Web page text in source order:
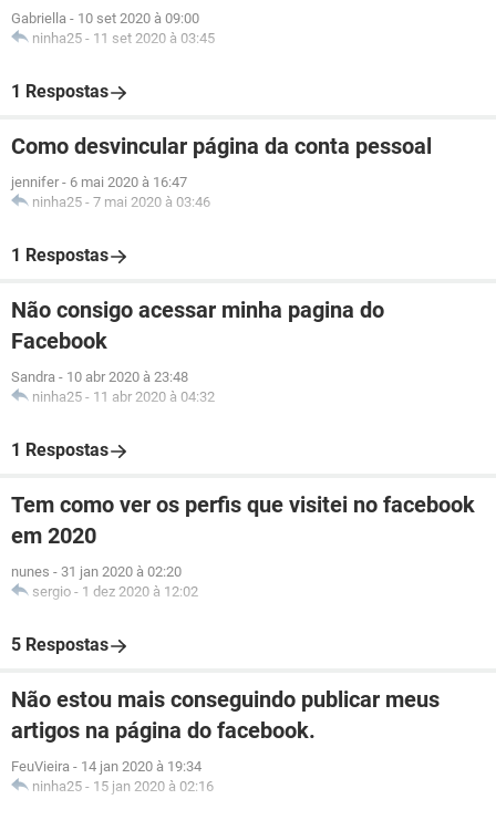
Gabriella - 10 set 2020 à 09:00
ninha25 - 11 set 2020 à 03:45
1 Respostas
Como desvincular página da conta pessoal
jennifer - 6 mai 2020 à 16:47
ninha25 - 7 mai 2020 à 03:46
1 Respostas
Não consigo acessar minha pagina do
Facebook
Sandra - 10 abr 2020 à 23:48
ninha25 - 11 abr 2020 à 04:32
1 Respostas
Tem como ver os perfis que visitei no facebook
em 2020
nunes - 31 jan 2020 à 02:20
sergio - 1 dez 2020 à 12:02
5 Respostas
Não estou mais conseguindo publicar meus
artigos na página do facebook.
FeuVieira - 14 jan 2020 à 19:34
ninha25 - 15 jan 2020 à 02:16